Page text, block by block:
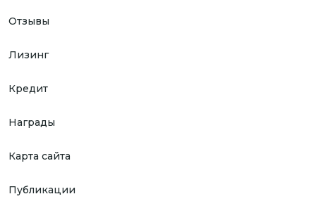
Отзывы
Лизинг
Кредит
Награды
Карта сайта
Публикации